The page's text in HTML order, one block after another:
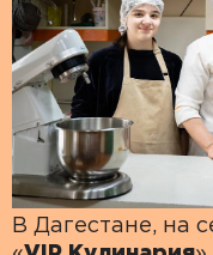
В Дагестане, на